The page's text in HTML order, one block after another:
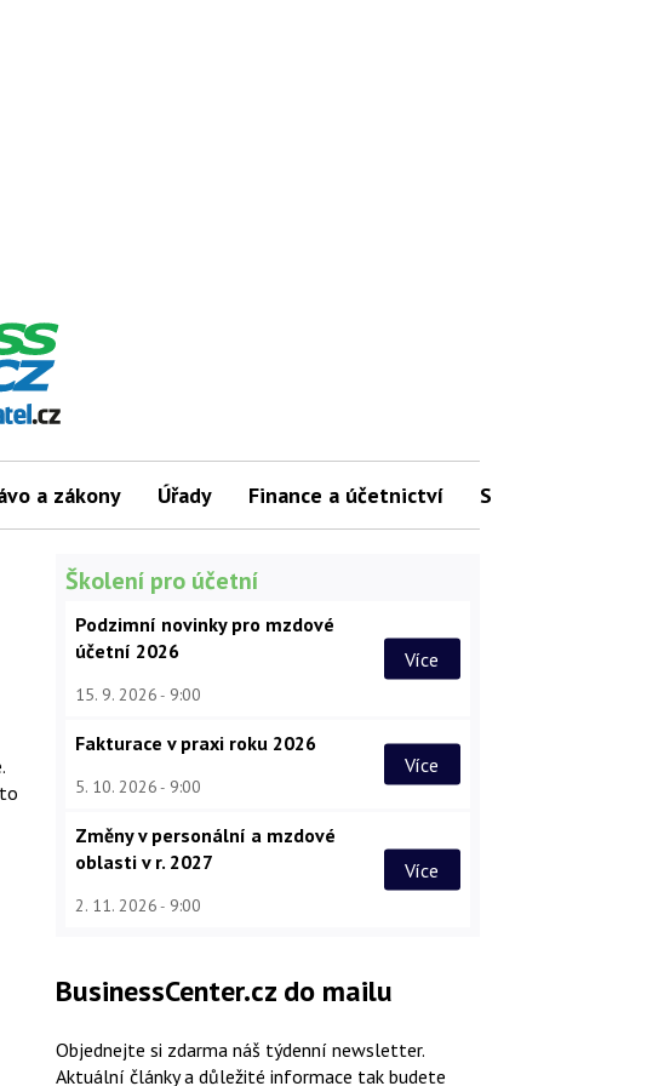
a zákony Úřady Finance a účetnictví Slovníček pojmů
Školení pro účetní
Podzimní novinky pro mzdové
účetní 2026
15. 9. 2026 9:00
Více
Fakturace v praxi roku 2026
5. 10. 2026 9:00
Více
Změny v personální a mzdové
oblasti v r. 2027
2. 11. 2026 9:00
Více
BusinessCenter.cz do mailu
Objednejte si zdarma náš týdenní newsletter.
Aktuální články a důležité informace tak budete